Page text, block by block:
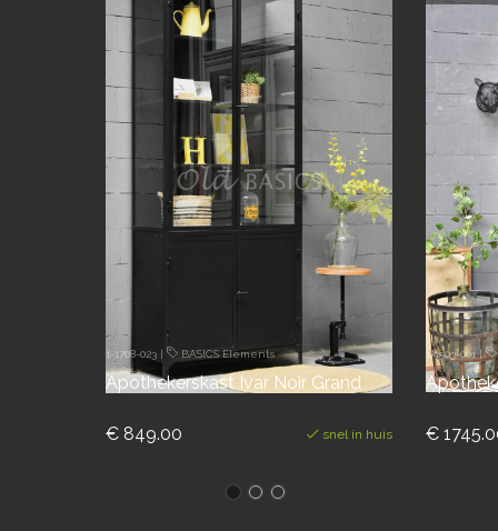
1-1708-023 | BASICS Elements
Apothekerskast Ivar Noir Grand
€ 849.00 snel in huis
1-1503-001|
€